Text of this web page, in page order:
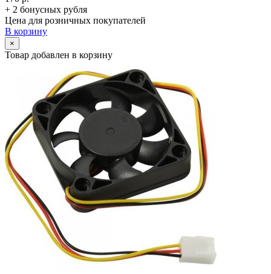
+ 2 бонусных рубля
Цена для розничных покупателей
В корзину
×
Товар добавлен в корзину